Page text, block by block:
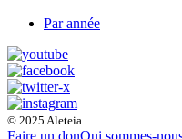
Par année
© 2025 Aleteia